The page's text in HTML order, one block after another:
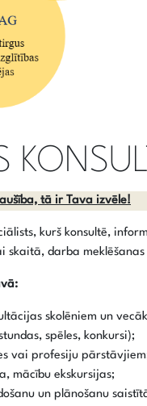
tā ir Tava izvēle!
kurš konsultē,
skaitā, darba meklēšanas
skolēniem un
spēles, konkursi);
vai profesiju
mācību ekskursijas;
un plānošanu